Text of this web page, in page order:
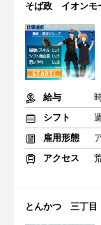
そば政 イオンモ
給与
シフト
雇用形態
アクセス
とんかつ 三丁目